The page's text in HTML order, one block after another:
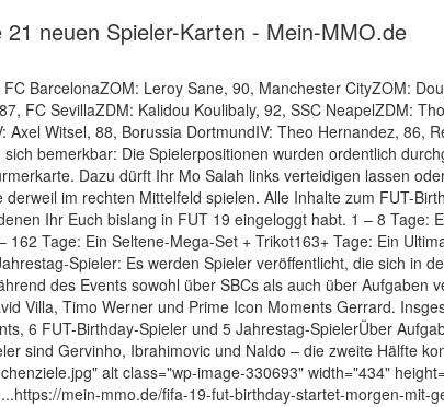
neuen Spieler-Karten - Mein-MMO.de
BarcelonaZOM: Leroy Sane, 90, Manchester CityZOM:
FC SevillaZDM: Kalidou Koulibaly, 92, SSC NeapelZDM:
Witsel, 88, Borussia DortmundIV: Theo Hernandez, 86,
bemerkbar: Die Spielerpositionen wurden ordentlich
Dazu dürft Ihr Mo Salah links verteidigen lassen
im rechten Mittelfeld spielen. Alle Inhalte zum FUT-
Ihr Euch bislang in FUT 19 eingeloggt habt. 1 – 8 Tage:
Tage: Ein Seltene-Mega-Set + Trikot163+ Tage: Ein
Spieler: Es werden Spieler veröffentlicht, die sich in
des Events sowohl über SBCs als auch über Aufgaben
Villa, Timo Werner und Prime Icon Moments Gerrard.
6 FUT-Birthday-Spieler und 5 Jahrestag-SpielerÜber
sind Gervinho, Ibrahimovic und Naldo – die zweite Hälfte
alt class="wp-image-330693" width="434"
mein-mmo.de/fifa-19-fut-birthday-startet-morgen-mit-